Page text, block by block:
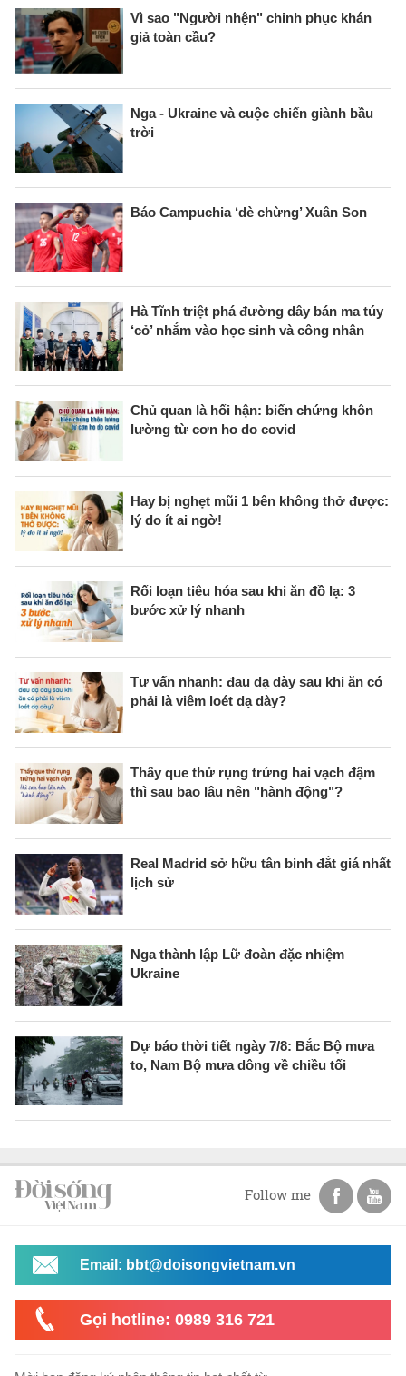
Vì sao "Người nhện" chinh phục khán
giả toàn cầu?
Nga - Ukraine và cuộc chiến giành bầu
trời
Báo Campuchia ‘dè chừng’ Xuân Son
Hà Tĩnh triệt phá đường dây bán ma túy
‘cỏ’ nhắm vào học sinh và công nhân
Chủ quan là hối hận: biến chứng khôn
lường từ cơn ho do covid
Hay bị nghẹt mũi 1 bên không thở được:
lý do ít ai ngờ!
Rối loạn tiêu hóa sau khi ăn đồ lạ: 3
bước xử lý nhanh
Tư vấn nhanh: đau dạ dày sau khi ăn có
phải là viêm loét dạ dày?
Thấy que thử rụng trứng hai vạch đậm
thì sau bao lâu nên "hành động"?
Real Madrid sở hữu tân binh đắt giá nhất
lịch sử
Nga thành lập Lữ đoàn đặc nhiệm
Ukraine
Dự báo thời tiết ngày 7/8: Bắc Bộ mưa
to, Nam Bộ mưa dông về chiều tối
Follow me
Email: bbt@doisongvietnam.vn
Gọi hotline: 0989 316 721